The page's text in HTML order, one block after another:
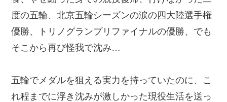
度の五輪、北京五輪シーズンの涙の四大陸選手権
優勝、トリノグランプリファイナルの優勝、でも
そこから再び怪我で沈み…
五輪でメダルを狙える実力を持っていたのに、こ
れ程までに浮き沈みが激しかった現役生活を送っ